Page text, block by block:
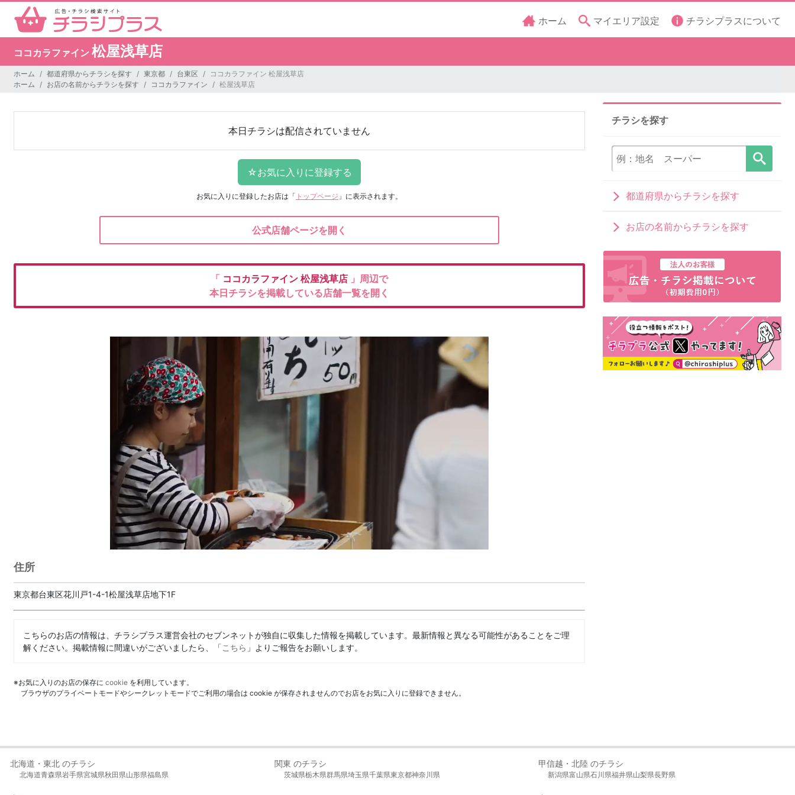
ホーム マイエリア設定 チラシプラスについて
ココカラファイン 松屋浅草店
ホーム 都道府県からチラシを探す 東京都 台東区
ココカラファイン 松屋浅草店
ホーム
お店の名前からチラシを探す ココカラファイン 松屋浅草店
本日チラシは配信されていません
お気に入りに登録したお店は 「 トップページ 」に表示されます。
公式店舗ページを開く
「 ココカラファイン 松屋浅草店 」周辺で
本日チラシを掲載している店舗一覧を開く
住所
東京都台東区花川戸1-4-1松屋浅草店地下1F
こちらのお店の情報は、チラシプラス運営会社のセブンネットが独自に収集した情報を掲載しています。最新情報と異なる可能性があることをご理
解ください。掲載情報に間違いがございましたら、「こちら 」よりご報告をお願いします。
※お気に入りのお店の保存に cookie を利用しています。
ブラウザのプライベートモードやシークレットモードでご利用の場合は cookie が保存されませんのでお店をお気に入りに登録できません。
チラシを探す
都道府県からチラシを探す
お店の名前からチラシを探す
北海道・東北 のチラシ
北海道青森県岩手県宮城県秋田県山形県福島県
関東 のチラシ
茨城県栃木県群馬県埼玉県千葉県東京都神奈川県
甲信越・北陸 のチラシ
新潟県富山県石川県福井県山梨県長野県